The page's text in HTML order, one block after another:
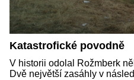
Katastrofické povodně
V historii odolal Rožmberk
Dvě největší zasáhly v